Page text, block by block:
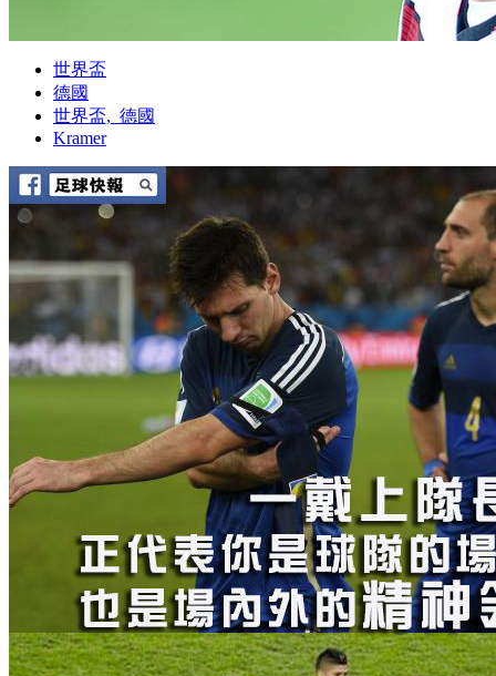
世界盃
德國
世界盃,_德國
Kramer